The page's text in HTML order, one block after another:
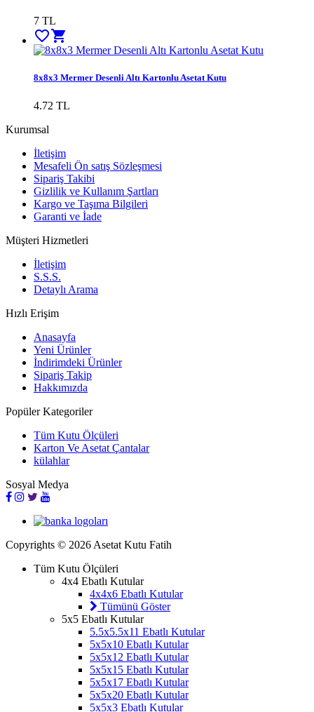
7 TL
favorite_bordershopping_cart
8x8x3 Mermer Desenli Altı Kartonlu Asetat Kutu
4.72 TL
Kurumsal
İletişim
Mesafeli Ön satış Sözleşmesi
Sipariş Takibi
Gizlilik ve Kullanım Şartları
Kargo ve Taşıma Bilgileri
Garanti ve İade
Müşteri Hizmetleri
İletişim
S.S.S.
Detaylı Arama
Hızlı Erişim
Anasayfa
Yeni Ürünler
İndirimdeki Ürünler
Sipariş Takip
Hakkımızda
Popüler Kategoriler
Tüm Kutu Ölçüleri
Karton Ve Asetat Çantalar
külahlar
Sosyal Medya
Copyrights © 2026 Asetat Kutu Fatih
Tüm Kutu Ölçüleri
4x4 Ebatlı Kutular
4x4x6 Ebatlı Kutular
Tümünü Göster
5x5 Ebatlı Kutular
5.5x5.5x11 Ebatlı Kutular
5x5x10 Ebatlı Kutular
5x5x12 Ebatlı Kutular
5x5x15 Ebatlı Kutular
5x5x17 Ebatlı Kutular
5x5x20 Ebatlı Kutular
5x5x3 Ebatlı Kutular